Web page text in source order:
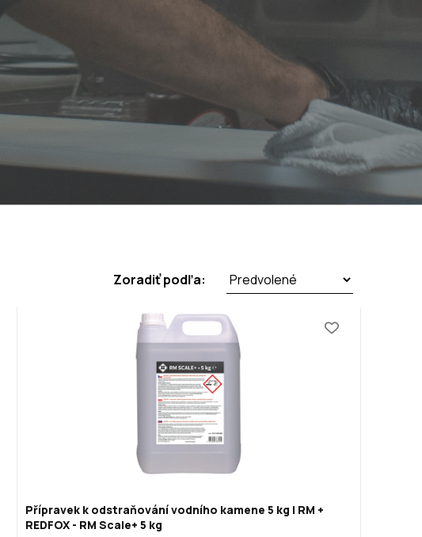
Zoradiť podľa:
Přípravek k odstraňování vodního kamene 5 kg | RM +
REDFOX - RM Scale+ 5 kg